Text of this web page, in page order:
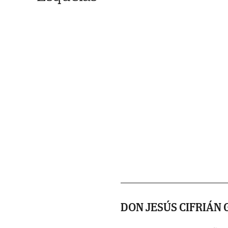
DON JESÚS CIFRIÁN